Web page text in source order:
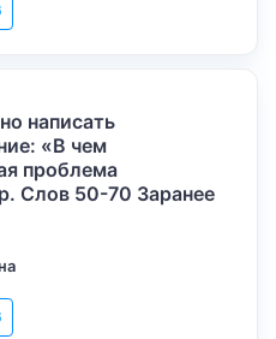
написать
«В чем
проблема
Слов 50-70 Заранее